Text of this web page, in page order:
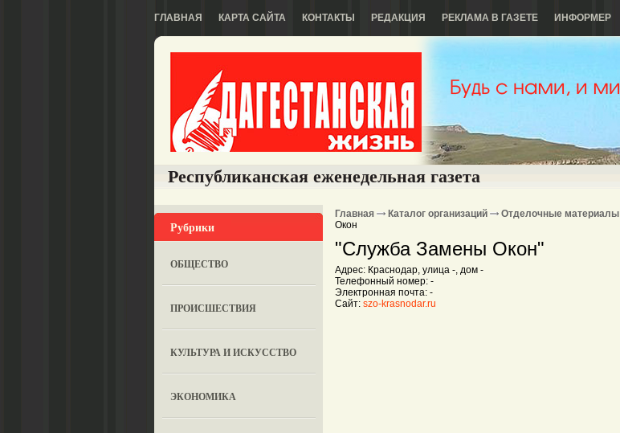
ГЛАВНАЯ КАРТА САЙТА КОНТАКТЫ РЕДАКЦИЯ РЕКЛАМА В ГАЗЕТЕ ИНФОРМЕР
Республиканская еженедельная газета
Рубрики
ОБЩЕСТВО
ПРОИСШЕСТВИЯ
КУЛЬТУРА И ИСКУССТВО
ЭКОНОМИКА
Главная Каталог организаций Отделочные материалы
Окон
"Служба Замены Окон"
Адрес: Краснодар, улица -, дом -
Телефонный номер: -
Электронная почта: -
Сайт: szo-krasnodar.ru